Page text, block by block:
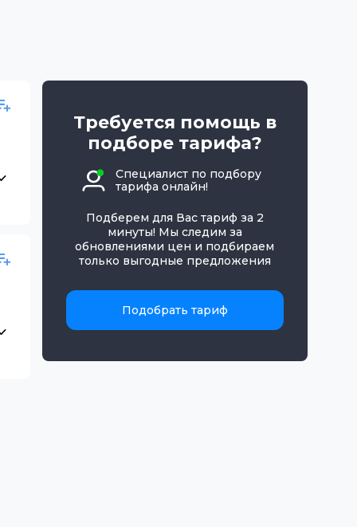
Требуется помощь в
подборе тарифа?
Специалист по подбору
тарифа онлайн!
Подберем для Вас тариф за 2
минуты! Мы следим за
обновлениями цен и подбираем
только выгодные предложения
Подобрать тариф